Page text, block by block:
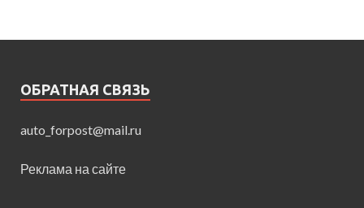
ОБРАТНАЯ СВЯЗЬ
auto_forpost@mail.ru
Реклама на сайте